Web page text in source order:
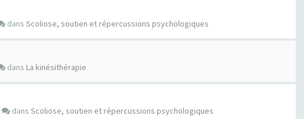
dans Scoliose, soutien et répercussions psychologiques
dans La kinésithérapie
dans Scoliose, soutien et répercussions psychologiques